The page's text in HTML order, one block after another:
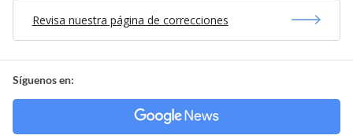
Revisa nuestra página de correcciones
Síguenos en: